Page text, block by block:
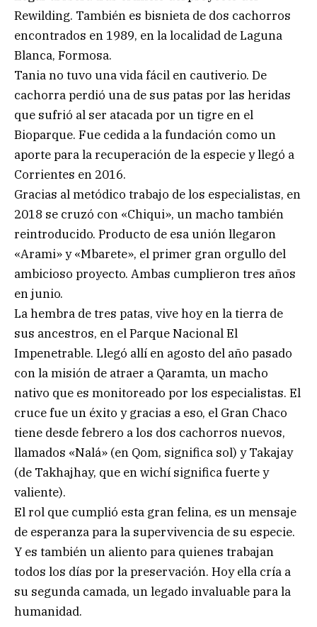
Rewilding. También es bisnieta de dos cachorros
encontrados en 1989, en la localidad de Laguna
Blanca, Formosa.
Tania no tuvo una vida fácil en cautiverio. De
cachorra perdió una de sus patas por las heridas
que sufrió al ser atacada por un tigre en el
Bioparque. Fue cedida a la fundación como un
aporte para la recuperación de la especie y llegó a
Corrientes en 2016.
Gracias al metódico trabajo de los especialistas, en
2018 se cruzó con «Chiqui», un macho también
reintroducido. Producto de esa unión llegaron
«Arami» y «Mbarete», el primer gran orgullo del
ambicioso proyecto. Ambas cumplieron tres años
en junio.
La hembra de tres patas, vive hoy en la tierra de
sus ancestros, en el Parque Nacional El
Impenetrable. Llegó allí en agosto del año pasado
con la misión de atraer a Qaramta, un macho
nativo que es monitoreado por los especialistas. El
cruce fue un éxito y gracias a eso, el Gran Chaco
tiene desde febrero a los dos cachorros nuevos,
llamados «Nalá» (en Qom, significa sol) y Takajay
(de Takhajhay, que en wichí significa fuerte y
valiente).
El rol que cumplió esta gran felina, es un mensaje
de esperanza para la supervivencia de su especie.
Y es también un aliento para quienes trabajan
todos los días por la preservación. Hoy ella cría a
su segunda camada, un legado invaluable para la
humanidad.